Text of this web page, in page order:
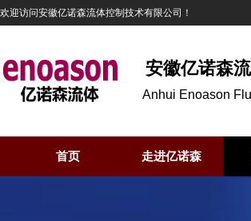
欢迎访问安徽亿诺森流体控制技术有限公司！
安徽亿诺森
Anhui Enoason
首页 走进亿诺森